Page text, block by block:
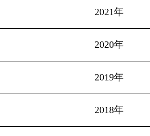
2023年
2021年